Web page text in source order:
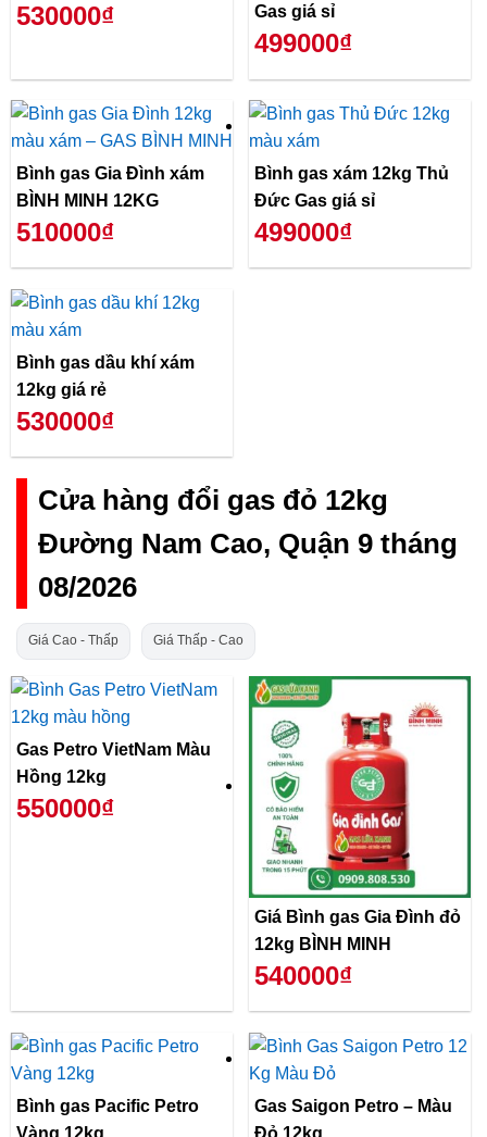
530000₫
Gas giá sỉ
499000₫
Bình gas Gia Đình xám
BÌNH MINH 12KG
510000₫
Bình gas xám 12kg Thủ
Đức Gas giá sỉ
499000₫
Bình gas dầu khí xám
12kg giá rẻ
530000₫
Cửa hàng đổi gas đỏ 12kg
Đường Nam Cao, Quận 9 tháng
08/2026
Giá Cao - Thấp Giá Thấp - Cao
Gas Petro VietNam Màu
Hồng 12kg
550000₫
Giá Bình gas Gia Đình đỏ
12kg BÌNH MINH
540000₫
Bình gas Pacific Petro
Vàng 12kg
Gas Saigon Petro – Màu
Đỏ 12kg